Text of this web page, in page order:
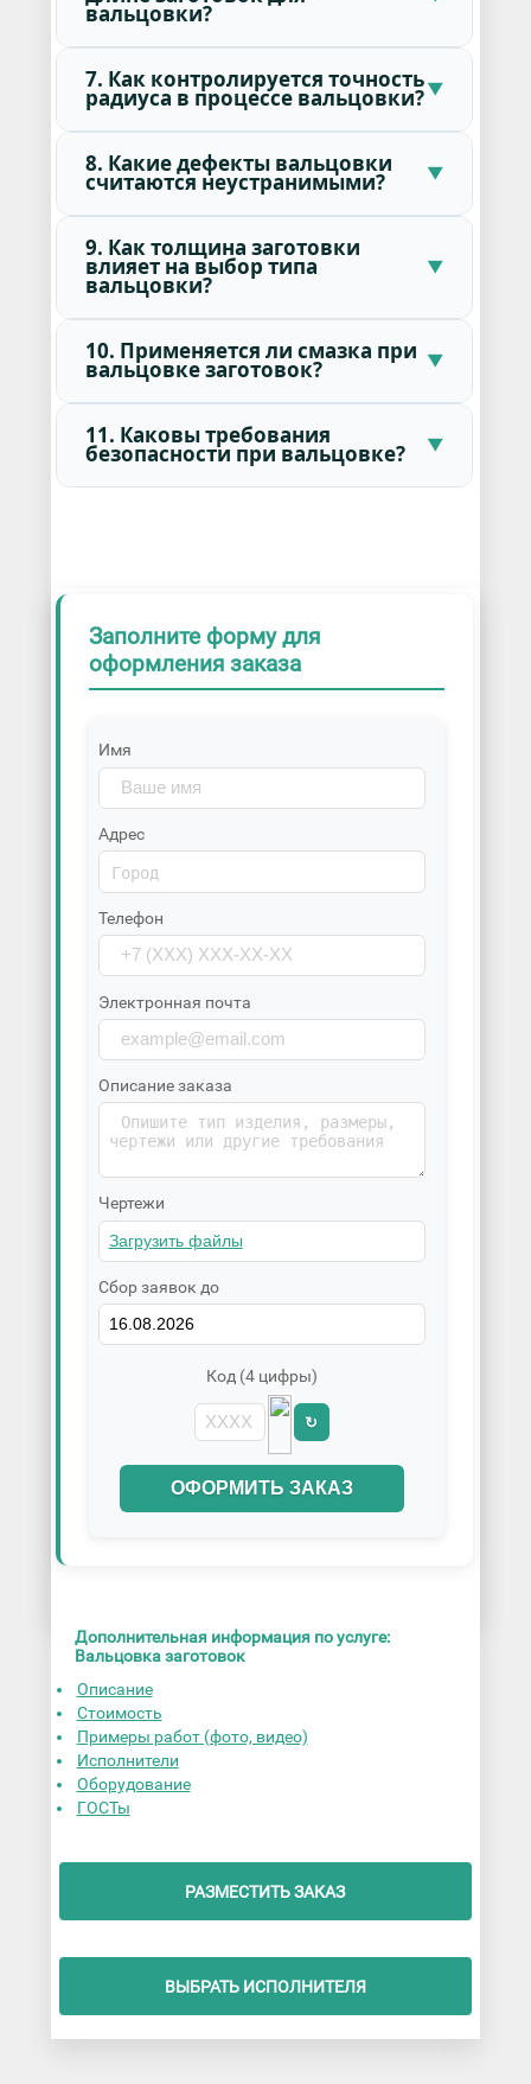
вальцовки?
7. Как контролируется точность
радиуса в процессе вальцовки?
8. Какие дефекты вальцовки
считаются неустранимыми?
9. Как толщина заготовки
влияет на выбор типа
вальцовки?
10. Применяется ли смазка при
вальцовке заготовок?
11. Каковы требования
безопасности при вальцовке?
Заполните форму для
оформления заказа
Имя
Адрес
Телефон
Электронная почта
Описание заказа
Чертежи
Сбор заявок до
Код (4 цифры)
↻
ОФОРМИТЬ ЗАКАЗ
Дополнительная информация по услуге:
Вальцовка заготовок
Описание
Стоимость
Примеры работ (фото, видео)
Исполнители
Оборудование
ГОСТы
РАЗМЕСТИТЬ ЗАКАЗ
ВЫБРАТЬ ИСПОЛНИТЕЛЯ